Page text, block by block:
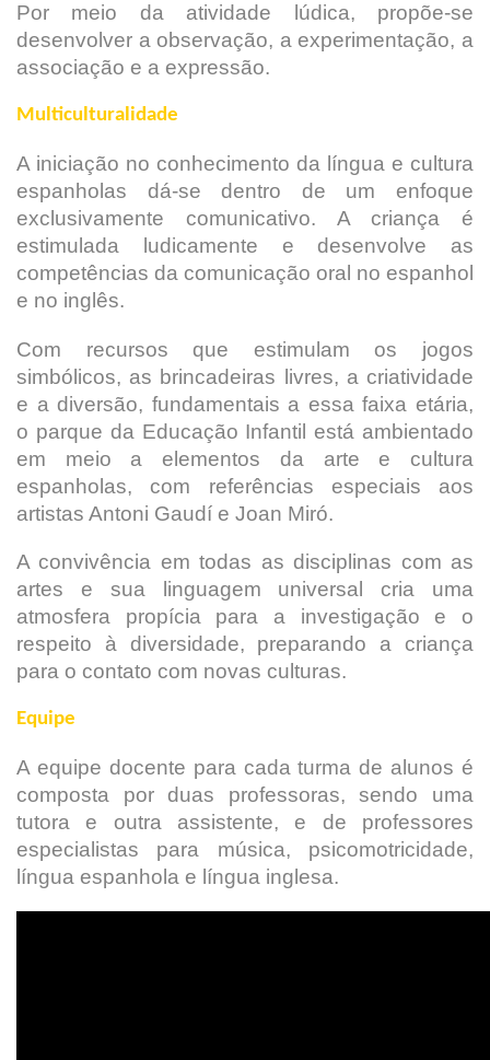
Por meio da atividade lúdica, propõe-se
desenvolver a observação, a experimentação, a
associação e a expressão.
Multiculturalidade
A iniciação no conhecimento da língua e cultura
espanholas dá-se dentro de um enfoque
exclusivamente comunicativo. A criança é
estimulada ludicamente e desenvolve as
competências da comunicação oral no espanhol
e no inglês.
Com recursos que estimulam os jogos
simbólicos, as brincadeiras livres, a criatividade
e a diversão, fundamentais a essa faixa etária,
o parque da Educação Infantil está ambientado
em meio a elementos da arte e cultura
espanholas, com referências especiais aos
artistas Antoni Gaudí e Joan Miró.
A convivência em todas as disciplinas com as
artes e sua linguagem universal cria uma
atmosfera propícia para a investigação e o
respeito à diversidade, preparando a criança
para o contato com novas culturas.
Equipe
A equipe docente para cada turma de alunos é
composta por duas professoras, sendo uma
tutora e outra assistente, e de professores
especialistas para música, psicomotricidade,
língua espanhola e língua inglesa.